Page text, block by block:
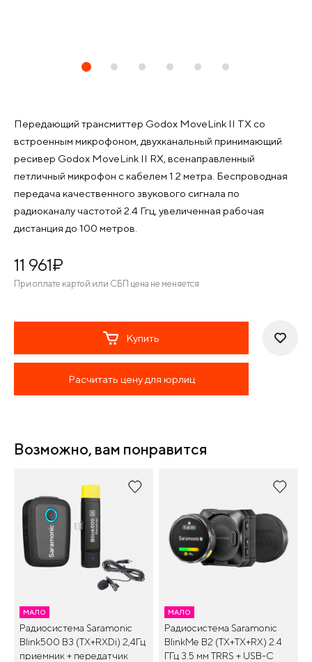
Передающий трансмиттер Godox MoveLink II TX со
встроенным микрофоном, двухканальный принимающий
ресивер Godox MoveLink II RX, всенаправленный
петличный микрофон с кабелем 1.2 метра. Беспроводная
передача качественного звукового сигнала по
радиоканалу частотой 2.4 Ггц, увеличенная рабочая
дистанция до 100 метров.
11 961¤
При оплате картой или СБП цена не меняется
Купить
Расчитать цену для юрлиц
Возможно, вам понравится
МАЛО
Радиосистема Saramonic
Blink500 B3 (TX+RXDi) 2,4Гц
приемник + передатчик
МАЛО
Радиосистема Saramonic
BlinkMe B2 (TX+TX+RX) 2.4
ГГц 3.5 мм TRRS + USB-C